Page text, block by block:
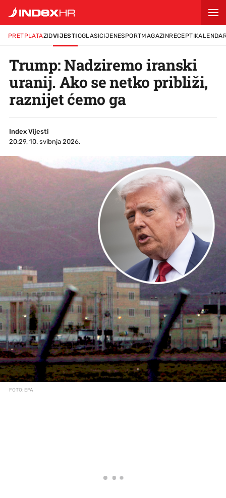
PRETPLATAZIDVIJESTIOGLASICIJENESPORTMAGAZINRECEPTI
Trump: Nadziremo iranski
uranij. Ako se netko približi,
raznijet ćemo ga
Index Vijesti
20:29, 10. svibnja 2026.
FOTO: EPA